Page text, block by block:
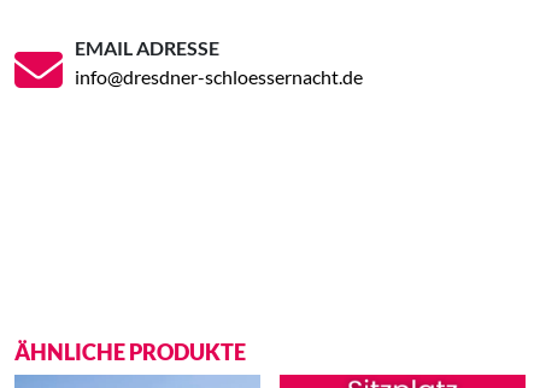
EMAIL ADRESSE
info@dresdner-schloessernacht.de
ÄHNLICHE PRODUKTE